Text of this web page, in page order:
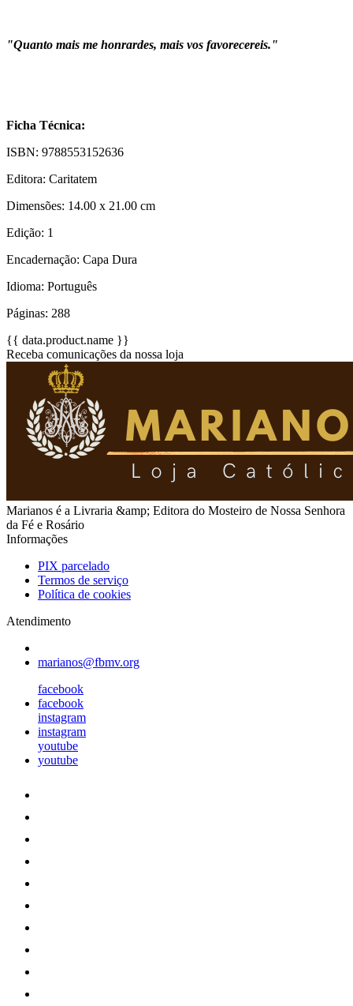
"Quanto mais me honrardes, mais vos favorecereis."
Ficha Técnica:
ISBN: 9788553152636
Editora: Caritatem
Dimensões: 14.00 x 21.00 cm
Edição: 1
Encadernação: Capa Dura
Idioma: Português
Páginas: 288
{{ data.product.name }}
Receba comunicações da nossa loja
Marianos é a Livraria &amp; Editora do Mosteiro de Nossa Senhora
da Fé e Rosário
Informações
PIX parcelado
Termos de serviço
Política de cookies
Atendimento
marianos@fbmv.org
facebook
facebook
instagram
instagram
youtube
youtube